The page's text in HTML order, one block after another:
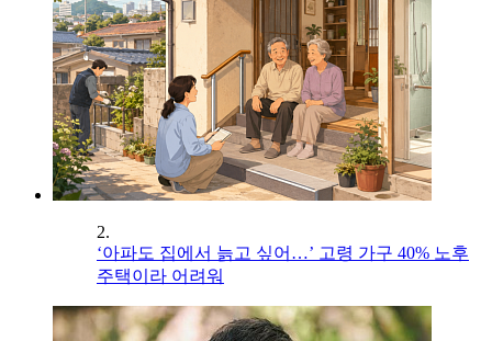
2.
‘아파도 집에서 늙고 싶어…’ 고령 가구 40% 노후
주택이라 어려워